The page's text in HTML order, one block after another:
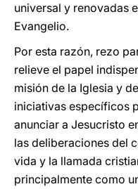
universal y renovadas
Evangelio.
Por esta razón, rezo
relieve el papel
misión de la Iglesia y
iniciativas específicos
anunciar a Jesucristo
las deliberaciones del
vida y la llamada
principalmente como